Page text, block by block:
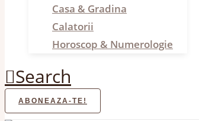
Casa & Gradina
Calatorii
Horoscop & Numerologie
Search
ABONEAZA-TE!